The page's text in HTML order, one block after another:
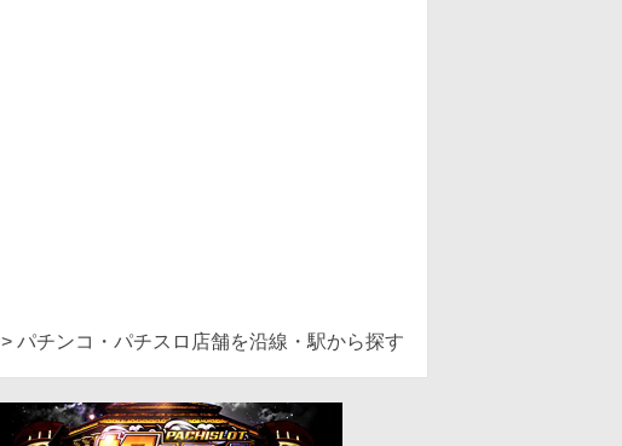
> パチンコ・パチスロ店舗を沿線・駅から探す